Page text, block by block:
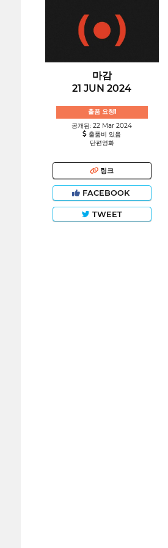
마감
21 JUN 2024
출품 요청!
공개됨: 22 Mar 2024
출품비 있음
단편영화
링크
FACEBOOK
TWEET